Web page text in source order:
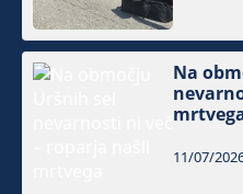
Na
11/07/